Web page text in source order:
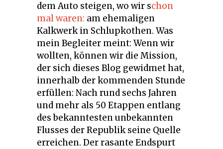
dem Auto steigen, wo wir schon
mal waren: am ehemaligen
Kalkwerk in Schlupkothen. Was
mein Begleiter meint: Wenn wir
wollten, können wir die Mission,
der sich dieses Blog gewidmet hat,
innerhalb der kommenden Stunde
erfüllen: Nach rund sechs Jahren
und mehr als 50 Etappen entlang
des bekanntesten unbekannten
Flusses der Republik seine Quelle
erreichen. Der rasante Endspurt